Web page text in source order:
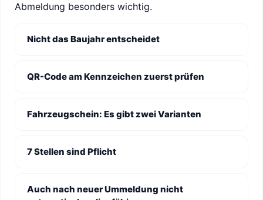
Abmeldung besonders wichtig.
Nicht das Baujahr entscheidet
QR-Code am Kennzeichen zuerst prüfen
Fahrzeugschein: Es gibt zwei Varianten
7 Stellen sind Pflicht
Auch nach neuer Ummeldung nicht